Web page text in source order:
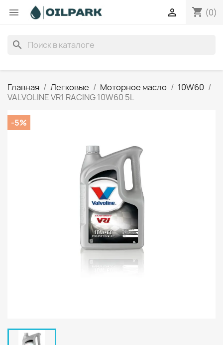
 shopping_cart (0)

search
Главная Легковые Моторное масло
10W60
VALVOLINE VR1 RACING 10W60 5L
-5%